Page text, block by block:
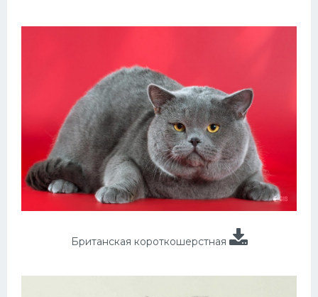
Британская короткошерстная